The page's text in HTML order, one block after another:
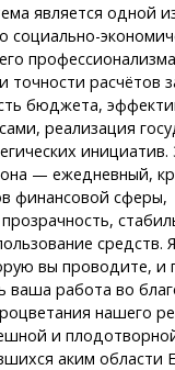
является одной
социально-
точности расчётов
бюджета,
реализация
— ежедневный,
финансовой сферы,
средств.
вы проводите, и
ваша работа во
нашего
и
аким области